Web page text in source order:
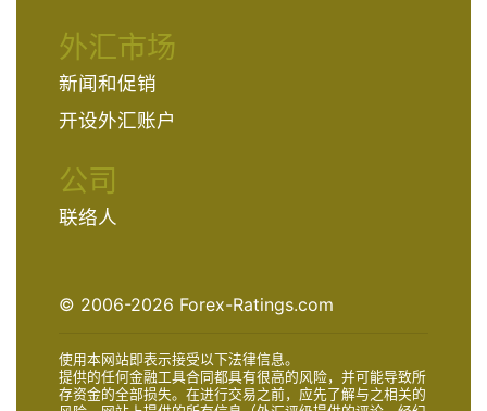
外汇市场
新闻和促销
开设外汇账户
公司
联络人
© 2006-2026 Forex-Ratings.com
使用本网站即表示接受以下法律信息。
提供的任何金融工具合同都具有很高的风险，并可能导致所
存资金的全部损失。在进行交易之前，应先了解与之相关的